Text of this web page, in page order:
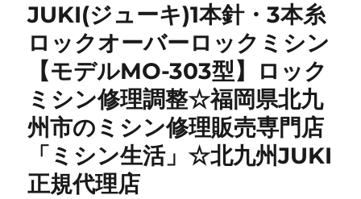
JUKI(ジューキ)1本針・3本糸
ロックオーバーロックミシン
【モデルMO-303型】ロック
ミシン修理調整☆福岡県北九
州市のミシン修理販売専門店
「ミシン生活」☆北九州JUKI
正規代理店